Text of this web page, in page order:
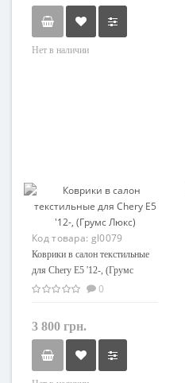
Нет в наличии
Код товара: gl0079
Коврики в салон текстильные
для Chery E5 '12-, (Грумс
Люкс)
0
3 800 грн.